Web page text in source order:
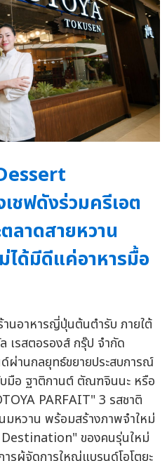
ฟดังร่วมครีเอต
ลาดสายหวาน
ได้มีดีแค่อาหารมื้อ
านอาหารญี่ปุ่นต้นตำรับ ภายใต้
เรสตอรองส์ กรุ๊ป จำกัด
ผ่านกลยุทธ์ขยายประสบการณ์
มือ ฐาติกานต์ ตัณฑจินนะ หรือ
PARFAIT" 3 รสชาติ
มหวาน พร้อมสร้างภาพจำใหม่
Destination" ของคนรุ่นใหม่
รผู้จัดการใหญ่แบรนด์โอโตยะ